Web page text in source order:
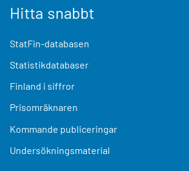
Hitta snabbt
StatFin-databasen
Statistikdatabaser
Finland i siffror
Prisomräknaren
Kommande publiceringar
Undersökningsmaterial